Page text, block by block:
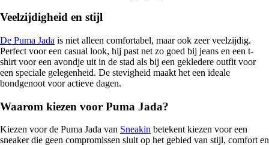
Veelzijdigheid en stijl
De Puma Jada is niet alleen comfortabel, maar ook zeer veelzijdig.
Perfect voor een casual look, hij past net zo goed bij jeans en een t-
shirt voor een avondje uit in de stad als bij een gekledere outfit voor
een speciale gelegenheid. De stevigheid maakt het een ideale
bondgenoot voor actieve dagen.
Waarom kiezen voor Puma Jada?
Kiezen voor de Puma Jada van Sneakin betekent kiezen voor een
sneaker die geen compromissen sluit op het gebied van stijl, comfort en